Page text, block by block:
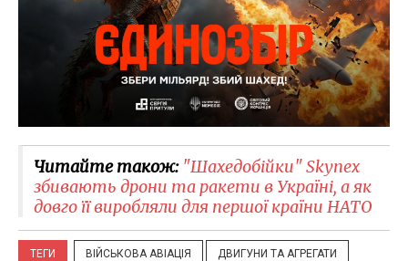
Читайте також: "Шахедобійки" Skynex
збивають дрони та ракети в Україні, а як
довго її виробляли для першої країни НАТО
ТЕГИ ВІЙСЬКОВА АВІАЦІЯ ДВИГУНИ ТА АГРЕГАТИ